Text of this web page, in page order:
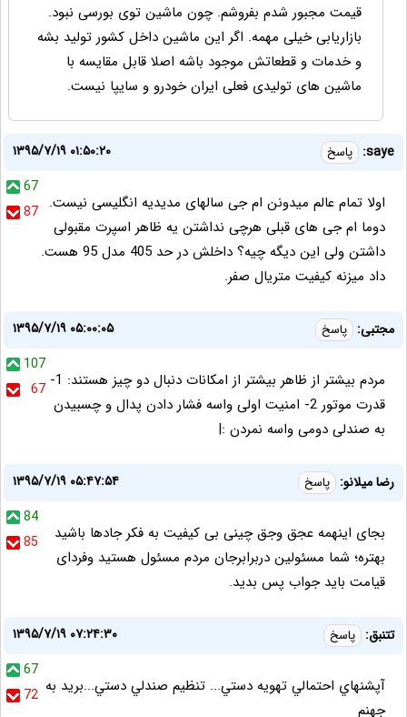
قیمت مجبور شدم بفروشم. چون ماشین توی بورسی نبود.
بازاریابی خیلی مهمه. اگر این ماشین داخل کشور تولید بشه
و خدمات و قطعاتش موجود باشه اصلا قابل مقایسه با
ماشین های تولیدی فعلی ایران خودرو و سایپا نیست.
saye: پاسخ
۱۳۹۵/۷/۱۹ ۰۱:۵۰:۲۰
67
87 اولا تمام عالم میدونن ام جی سالهای مدیدیه انگلیسی نیست.
دوما ام جی های قبلی هرچی نداشتن یه ظاهر اسپرت مقبولی
داشتن ولی این دیگه چیه؟ داخلش در حد 405 مدل 95 هست.
داد میزنه کیفیت متریال صفر.
مجتبی: پاسخ
۱۳۹۵/۷/۱۹ ۰۵:۰۰:۰۵
107
67 مردم بیشتر از ظاهر بیشتر از امکانات دنبال دو چیز هستند: 1-
قدرت موتور 2- امنیت اولی واسه فشار دادن پدال و چسبیدن
به صندلی دومی واسه نمردن :|
رضا میلانو: پاسخ
۱۳۹۵/۷/۱۹ ۰۵:۴۷:۵۴
84
85
بجای اینهمه عجق وجق چینی بی کیفیت به فکر جادها باشید
بهتره؛ شما مسئولین دربرابرجان مردم مسئول هستید وفردای
قیامت باید جواب پس بدید.
تتنبق: پاسخ
۱۳۹۵/۷/۱۹ ۰۷:۲۴:۳۰
67
72 آپشنهاي احتمالي تهويه دستي... تنظيم صندلي دستي...بريد به
جهنم